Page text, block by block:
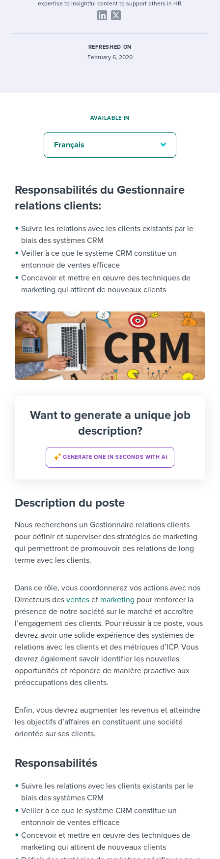
expertise to insightful content to support others in HR.
REFRESHED ON
February 6, 2020
Responsabilités du Gestionnaire
relations clients:
Suivre les relations avec les clients existants par le
biais des systèmes CRM
Veiller à ce que le système CRM constitue un
entonnoir de ventes efficace
Concevoir et mettre en œuvre des techniques de
marketing qui attirent de nouveaux clients
Want to generate a unique job
description?
GENERATE ONE IN SECONDS WITH AI
Description du poste
Nous recherchons un Gestionnaire relations clients
pour définir et superviser des stratégies de marketing
qui permettront de promouvoir des relations de long
terme avec les clients.
Dans ce rôle, vous coordonnerez vos actions avec nos
Directeurs des ventes et marketing pour renforcer la
présence de notre société sur le marché et accroître
l’engagement des clients. Pour réussir à ce poste, vous
devrez avoir une solide expérience des systèmes de
relations avec les clients et des métriques d’ICP. Vous
devrez également savoir identifier les nouvelles
opportunités et répondre de manière proactive aux
préoccupations des clients.
Enfin, vous devrez augmenter les revenus et atteindre
les objectifs d’affaires en constituant une société
orientée sur ses clients.
Responsabilités
Suivre les relations avec les clients existants par le
biais des systèmes CRM
Veiller à ce que le système CRM constitue un
entonnoir de ventes efficace
Concevoir et mettre en œuvre des techniques de
marketing qui attirent de nouveaux clients
AVAILABLE IN
Français